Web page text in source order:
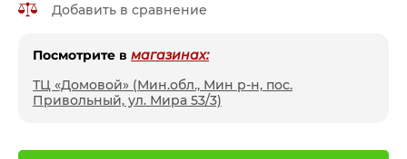
Добавить в сравнение
Посмотрите в магазинах:
ТЦ «Домовой» (Мин.обл., Мин р-н, пос.
Привольный, ул. Мира 53/3)